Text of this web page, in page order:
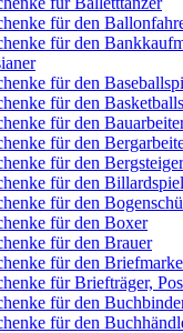
für den
für den
für den
für den
für den
für den
für den
für den
für den
für den Boxer
für den Brauer
für den
für Briefträger,
für den
für den